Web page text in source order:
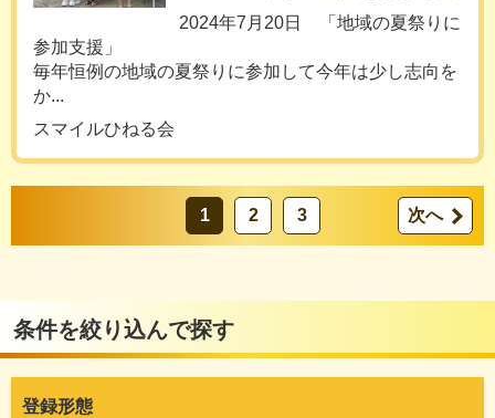
2024年7月20日 「地域の夏祭りに
参加支援」
毎年恒例の地域の夏祭りに参加して今年は少し志向を
か...
スマイルひねる会
1 2 3 次へ
条件を絞り込んで探す
登録形態